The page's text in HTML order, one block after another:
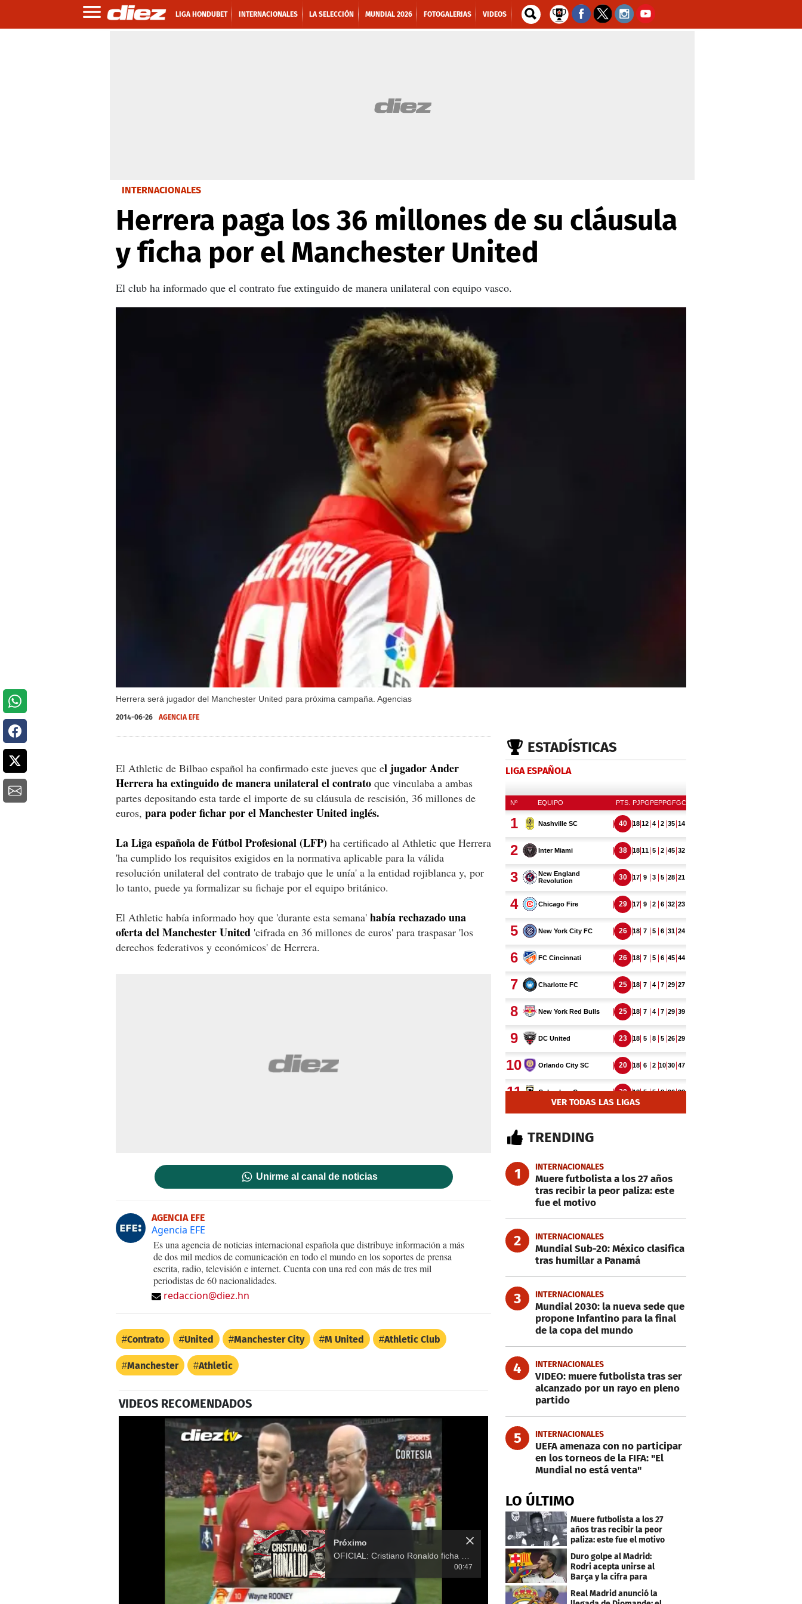
LIGA HONDUBET INTERNACIONALES LA SELECCIÓN MUNDIAL 2026 FOTOGALERIAS VIDEOS
INTERNACIONALES
Herrera paga los 36 millones de su cláusula
y ficha por el Manchester United
El club ha informado que el contrato fue extinguido de manera unilateral con equipo vasco.
Herrera será jugador del Manchester United para próxima campaña. Agencias
2014-06-26 AGENCIA EFE
El Athletic de Bilbao español ha confirmado este jueves que el jugador Ander
Herrera ha extinguido de manera unilateral el contrato que vinculaba a ambas
partes depositando esta tarde el importe de su cláusula de rescisión, 36 millones de
euros, para poder fichar por el Manchester United inglés.
La Liga española de Fútbol Profesional (LFP) ha certificado al Athletic que Herrera
'ha cumplido los requisitos exigidos en la normativa aplicable para la válida
resolución unilateral del contrato de trabajo que le unía' a la entidad rojiblanca y, por
lo tanto, puede ya formalizar su fichaje por el equipo británico.
El Athletic había informado hoy que 'durante esta semana' había rechazado una
oferta del Manchester United 'cifrada en 36 millones de euros' para traspasar 'los
derechos federativos y económicos' de Herrera.
Unirme al canal de noticias
AGENCIA EFE
Agencia EFE
Es una agencia de noticias internacional española que distribuye información a más
de dos mil medios de comunicación en todo el mundo en los soportes de prensa
escrita, radio, televisión e internet. Cuenta con una red con más de tres mil
periodistas de 60 nacionalidades.
redaccion@diez.hn
Contrato United Manchester City M United Athletic Club
Manchester Athletic
VIDEOS RECOMENDADOS
Próximo
00:47
ESTADÍSTICAS
LIGA ESPAÑOLA
VER TODAS LAS LIGAS
TRENDING
1 INTERNACIONALES
Muere futbolista a los 27 años
tras recibir la peor paliza: este
fue el motivo
2 INTERNACIONALES
Mundial Sub-20: México clasifica
tras humillar a Panamá
3 INTERNACIONALES
Mundial 2030: la nueva sede que
propone Infantino para la final
de la copa del mundo
4 INTERNACIONALES
VIDEO: muere futbolista tras ser
alcanzado por un rayo en pleno
partido
5 INTERNACIONALES
UEFA amenaza con no participar
en los torneos de la FIFA: "El
Mundial no está venta"
LO ÚLTIMO
Muere futbolista a los 27
años tras recibir la peor
paliza: este fue el motivo
Duro golpe al Madrid:
Rodri acepta unirse al
Barça y la cifra para
cerrar su fichaje
Real Madrid anunció la